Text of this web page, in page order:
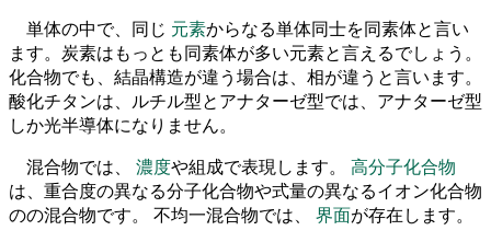
単体の中で、同じ 元素からなる単体同士を同素体と言い
ます。炭素はもっとも同素体が多い元素と言えるでしょう。
化合物でも、結晶構造が違う場合は、相が違うと言います。
酸化チタンは、ルチル型とアナターゼ型では、アナターゼ型
しか光半導体になりません。
混合物では、 濃度や組成で表現します。 高分子化合物
は、重合度の異なる分子化合物や式量の異なるイオン化合物
のの混合物です。 不均一混合物では、 界面が存在します。